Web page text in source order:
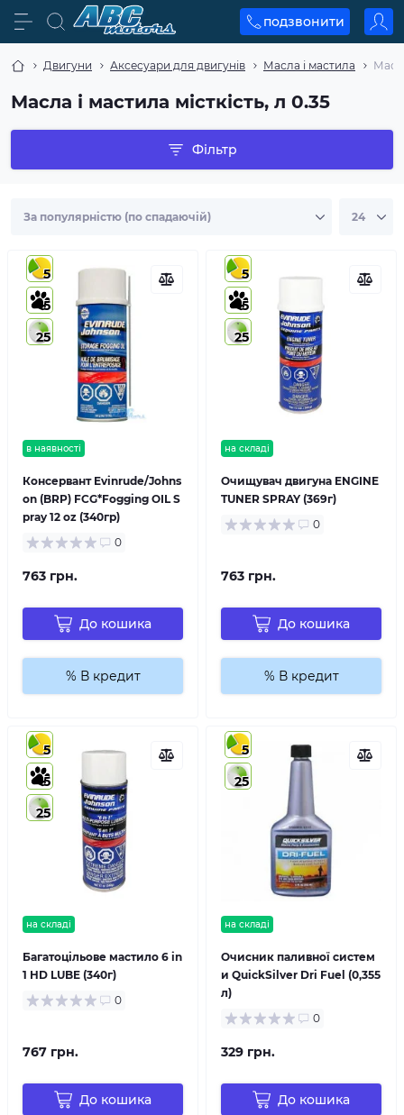
подзвонити
Двигуни Аксесуари для двигунів Масла і мастила
Масла і мастила місткість, л 0.35
Фільтр
в наявності
Консервант Evinrude/Johns
on (BRP) FCG*Fogging OIL S
pray 12 oz (340гр)
5
5
25
0
763 грн.
До кошика
% В кредит
на складі
Очищувач двигуна ENGINE
TUNER SPRAY (369г)
5
5
25
0
763 грн.
До кошика
% В кредит
на складі
Багатоцільове мастило 6 in
1 HD LUBE (340г)
5
5
25
0
767 грн.
До кошика
на складі
Очисник паливної систем
и QuickSilver Dri Fuel (0,355
л)
5
25
0
329 грн.
До кошика